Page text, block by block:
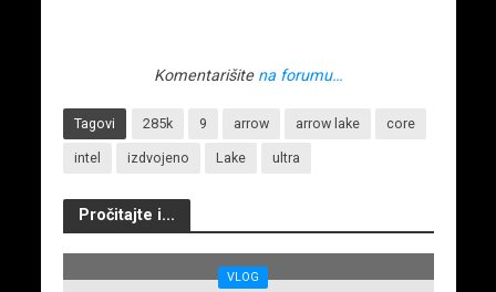
Komentarišite na forumu…
Tagovi 285k 9 arrow arrow lake core
intel izdvojeno Lake ultra
Pročitajte i...
VLOG